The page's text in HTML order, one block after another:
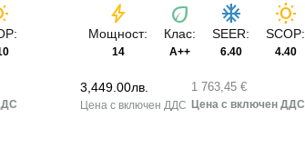
bolt
Мощност:
14
eco
Клас:
A++
ac_unit
SEER:
6.40
wb_sunny
SCOP:
4.40
3,449.00лв. 1 763,45 €